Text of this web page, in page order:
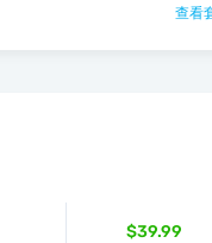
查看
$39.99